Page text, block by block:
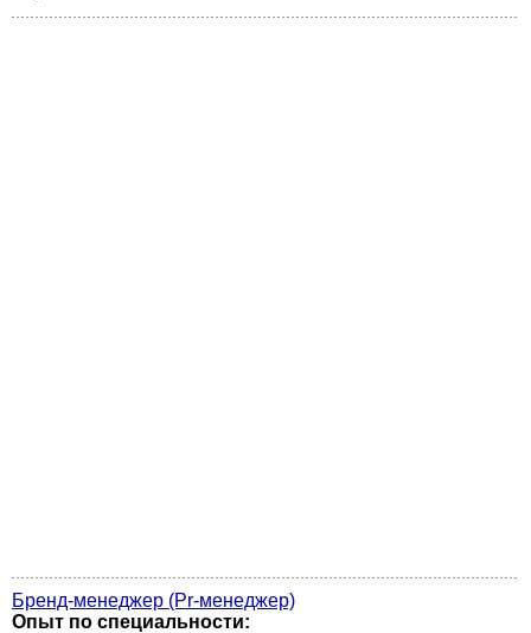
Бренд-менеджер (Pr-менеджер)
Опыт по специальности: